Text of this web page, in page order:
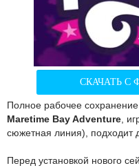
СКАЧАТЬ С
Полное рабочее
Maretime Bay Adventure ,
сюжетная линия), подходит
Перед установкой нового